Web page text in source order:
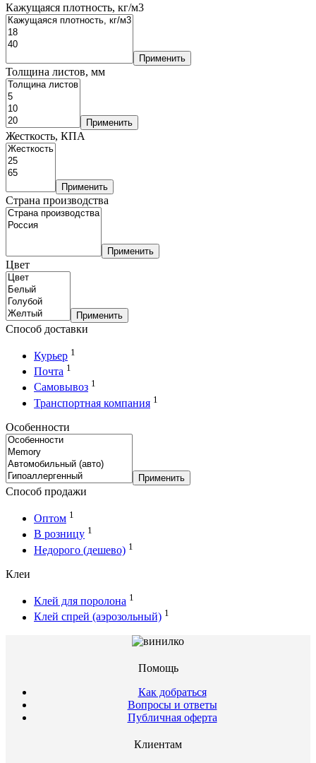
Кажущаяся плотность, кг/м3
Применить
Толщина листов, мм
Применить
Жесткость, КПА
Применить
Страна производства
Применить
Цвет
Применить
Способ доставки
Курьер 1
Почта 1
Самовывоз 1
Транспортная компания 1
Особенности
Применить
Способ продажи
Оптом 1
В розницу 1
Недорого (дешево) 1
Клеи
Клей для поролона 1
Клей спрей (аэрозольный) 1
Помощь
Как добраться
Вопросы и ответы
Публичная оферта
Клиентам